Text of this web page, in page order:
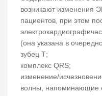
возникают изменения
пациентов, при этом
(она указана в
зубец Т;
комплекс QRS;
изменение/
волны, напоминающие